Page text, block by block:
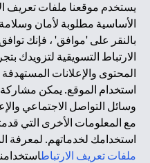
يستخدم موقعنا ملفات تعريف
الأساسية مطلوبة لأمان
بالنقر على 'موافق' ، فإنك
الارتباط التسويقية لتزويدك
المحتوى والإعلانات
استخدام الموقع. يمكن
وسائل التواصل الاجتماعي
مع المعلومات الأخرى التي
استخدامك لخدماتهم. لمعرفة
ملفات تعريف الارتباط
سيتي بنك إن. إيه. الإمارات
الإمارات في دبي، و CN-1002019 لفرع أبوظبي. هاتف: 4000 311 04.
فرع سيتي بنك إن إيه -
الإمارات العربية المتحدة
سيتي بنك إن إيه الإمارات العربية
الاستشارات المالية والتعريف
20200000097 ب)